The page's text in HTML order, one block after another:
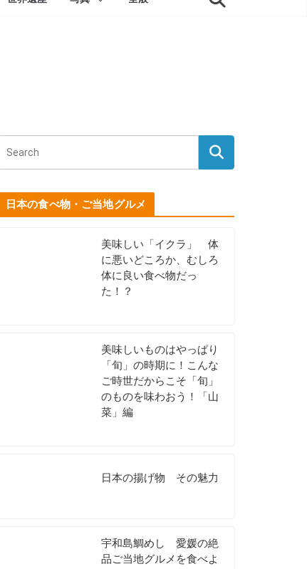
日本の食べ物・ご当地グルメ
美味しい「イクラ」 体
に悪いどころか、むしろ
体に良い食べ物だっ
た！？
美味しいものはやっぱり
「旬」の時期に！こんな
ご時世だからこそ「旬」
のものを味わおう！「山
菜」編
日本の揚げ物 その魅力
宇和島鯛めし 愛媛の絶
品ご当地グルメを食べよ